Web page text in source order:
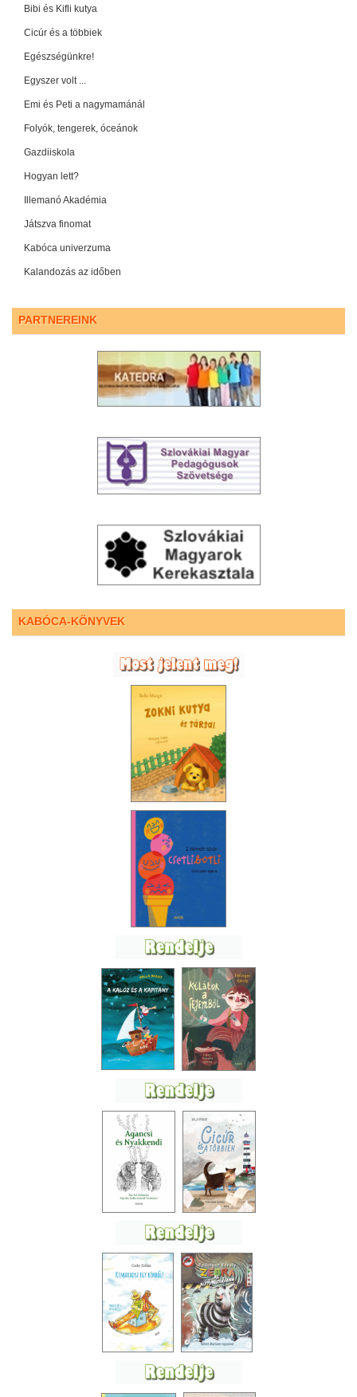
Bibi és Kifli kutya
Cicúr és a többiek
Egészségünkre!
Egyszer volt ...
Emi és Peti a nagymamánál
Folyók, tengerek, óceánok
Gazdiiskola
Hogyan lett?
Illemanó Akadémia
Játszva finomat
Kabóca univerzuma
Kalandozás az időben
PARTNEREINK
KABÓCA-KÖNYVEK